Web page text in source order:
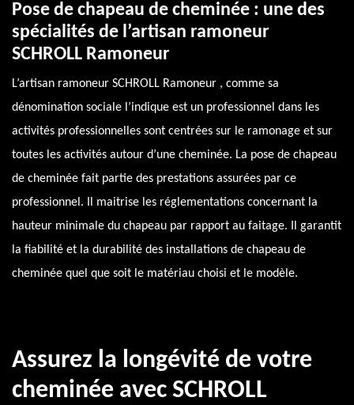
Pose de chapeau de cheminée : une des
spécialités de l’artisan ramoneur
SCHROLL Ramoneur
L’artisan ramoneur SCHROLL Ramoneur , comme sa
dénomination sociale l’indique est un professionnel dans les
activités professionnelles sont centrées sur le ramonage et sur
toutes les activités autour d’une cheminée. La pose de chapeau
de cheminée fait partie des prestations assurées par ce
professionnel. Il maitrise les réglementations concernant la
hauteur minimale du chapeau par rapport au faitage. Il garantit
la fiabilité et la durabilité des installations de chapeau de
cheminée quel que soit le matériau choisi et le modèle.
Assurez la longévité de votre
cheminée avec SCHROLL